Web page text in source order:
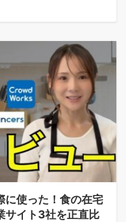
に使った！食の在宅
サイト3社を正直比